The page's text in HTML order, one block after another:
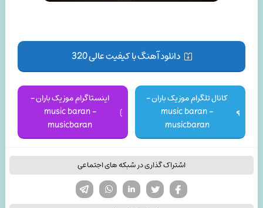
دانلود آهنگ با کیفیت عالی 320
کانال تلگرام موزیک باران -
music baran -
musicbaran
اینستاگرام موزیک باران -
music baran -
musicbaran
اشتراک گذاری در شبکه های اجتماعی
لینکدین تویتر
فیسوک